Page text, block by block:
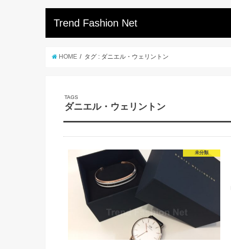
Trend Fashion Net
HOME タグ : ダニエル・ウェリントン
ダニエル・ウェリントン
未分類